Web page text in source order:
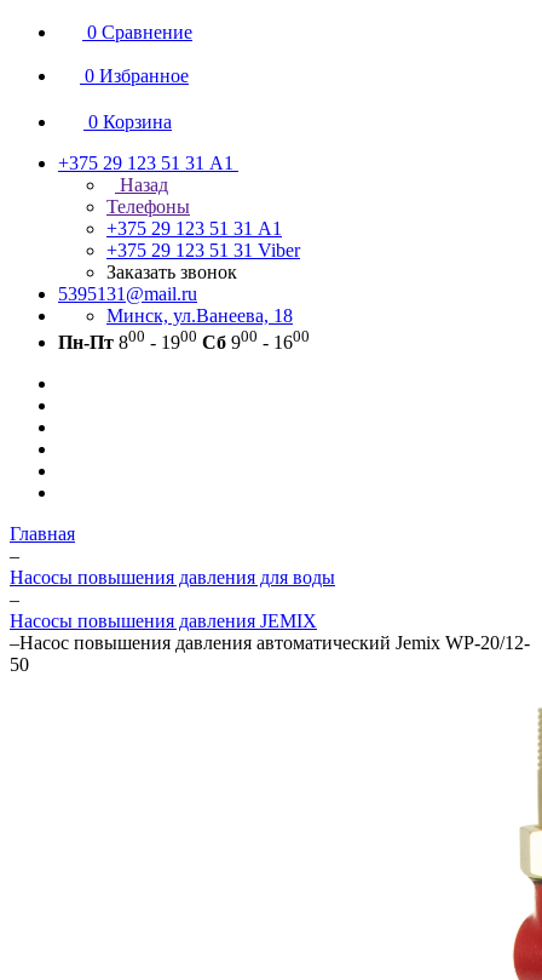
0 Сравнение
0 Избранное
0 Корзина
+375 29 123 51 31 А1
Назад
Телефоны
+375 29 123 51 31 А1
+375 29 123 51 31 Viber
Заказать звонок
5395131@mail.ru
Минск, ул.Ванеева, 18
Пн-Пт 800 - 1900 Сб 900 - 1600
Главная
–
Насосы повышения давления для воды
–
Насосы повышения давления JEMIX
–Насос повышения давления автоматический Jemix WP-20/12-
50